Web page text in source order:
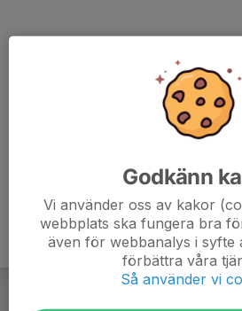
Godkänn
Vi använder oss av kakor
webbplats ska fungera bra
även för webbanalys i syfte
förbättra våra
Så använder vi